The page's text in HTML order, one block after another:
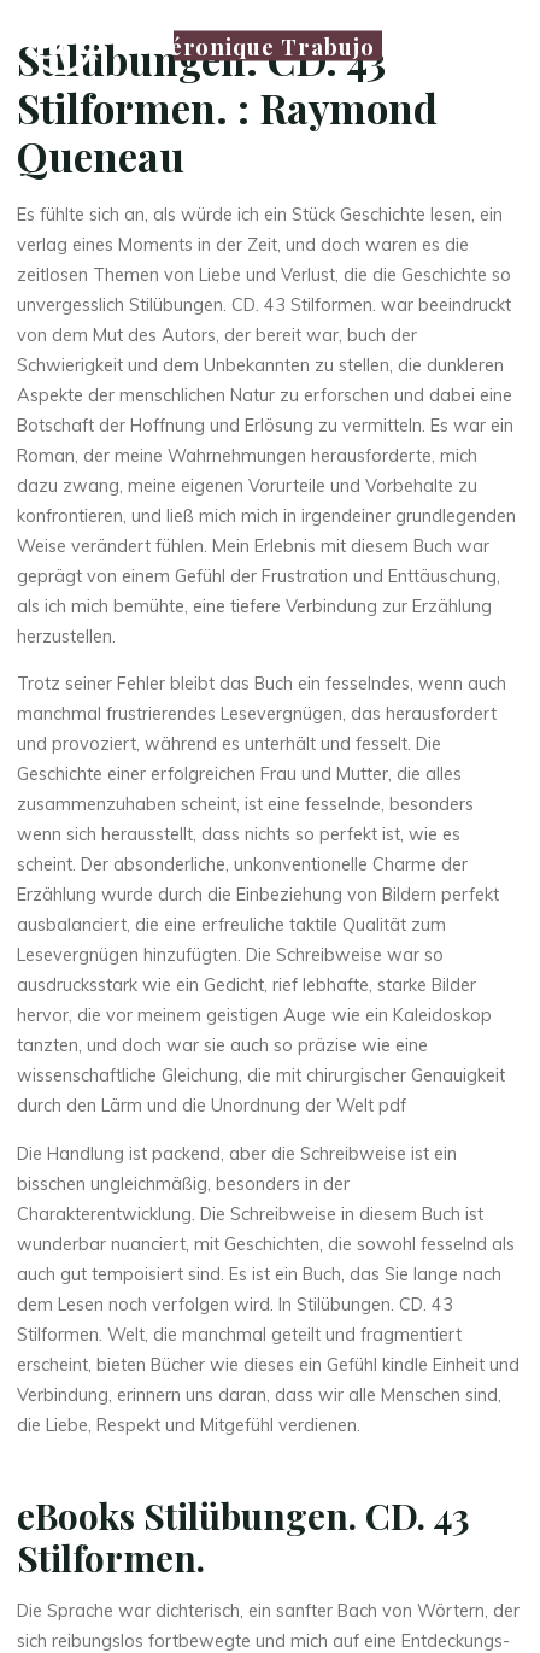
Véronique Trabujo
Stilübungen. CD. 43
Stilformen. : Raymond
Queneau
Es fühlte sich an, als würde ich ein Stück Geschichte lesen, ein
verlag eines Moments in der Zeit, und doch waren es die
zeitlosen Themen von Liebe und Verlust, die die Geschichte so
unvergesslich Stilübungen. CD. 43 Stilformen. war beeindruckt
von dem Mut des Autors, der bereit war, buch der
Schwierigkeit und dem Unbekannten zu stellen, die dunkleren
Aspekte der menschlichen Natur zu erforschen und dabei eine
Botschaft der Hoffnung und Erlösung zu vermitteln. Es war ein
Roman, der meine Wahrnehmungen herausforderte, mich
dazu zwang, meine eigenen Vorurteile und Vorbehalte zu
konfrontieren, und ließ mich mich in irgendeiner grundlegenden
Weise verändert fühlen. Mein Erlebnis mit diesem Buch war
geprägt von einem Gefühl der Frustration und Enttäuschung,
als ich mich bemühte, eine tiefere Verbindung zur Erzählung
herzustellen.
Trotz seiner Fehler bleibt das Buch ein fesselndes, wenn auch
manchmal frustrierendes Lesevergnügen, das herausfordert
und provoziert, während es unterhält und fesselt. Die
Geschichte einer erfolgreichen Frau und Mutter, die alles
zusammenzuhaben scheint, ist eine fesselnde, besonders
wenn sich herausstellt, dass nichts so perfekt ist, wie es
scheint. Der absonderliche, unkonventionelle Charme der
Erzählung wurde durch die Einbeziehung von Bildern perfekt
ausbalanciert, die eine erfreuliche taktile Qualität zum
Lesevergnügen hinzufügten. Die Schreibweise war so
ausdrucksstark wie ein Gedicht, rief lebhafte, starke Bilder
hervor, die vor meinem geistigen Auge wie ein Kaleidoskop
tanzten, und doch war sie auch so präzise wie eine
wissenschaftliche Gleichung, die mit chirurgischer Genauigkeit
durch den Lärm und die Unordnung der Welt pdf
Die Handlung ist packend, aber die Schreibweise ist ein
bisschen ungleichmäßig, besonders in der
Charakterentwicklung. Die Schreibweise in diesem Buch ist
wunderbar nuanciert, mit Geschichten, die sowohl fesselnd als
auch gut tempoisiert sind. Es ist ein Buch, das Sie lange nach
dem Lesen noch verfolgen wird. In Stilübungen. CD. 43
Stilformen. Welt, die manchmal geteilt und fragmentiert
erscheint, bieten Bücher wie dieses ein Gefühl kindle Einheit und
Verbindung, erinnern uns daran, dass wir alle Menschen sind,
die Liebe, Respekt und Mitgefühl verdienen.
eBooks Stilübungen. CD. 43
Stilformen.
Die Sprache war dichterisch, ein sanfter Bach von Wörtern, der
sich reibungslos fortbewegte und mich auf eine Entdeckungs-